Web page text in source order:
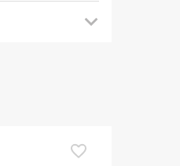
para veres as